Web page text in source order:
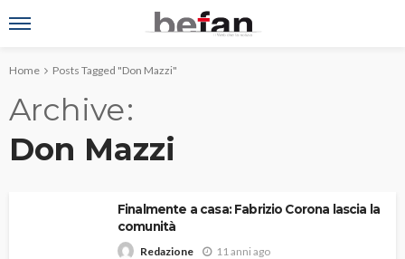
Home Posts Tagged "Don Mazzi"
Archive
Don Mazzi
Finalmente a casa: Fabrizio Corona lascia la
comunità
Redazione 11 anni ago